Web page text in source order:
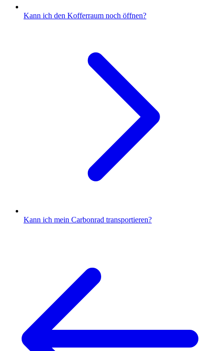
Kann ich den Kofferraum noch öffnen?
Kann ich mein Carbonrad transportieren?